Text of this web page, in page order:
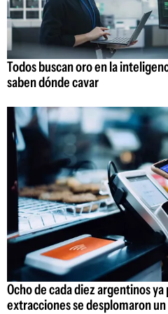
Todos buscan oro en la
saben dónde cavar
Ocho de cada diez argentinos
extracciones se desplomaron